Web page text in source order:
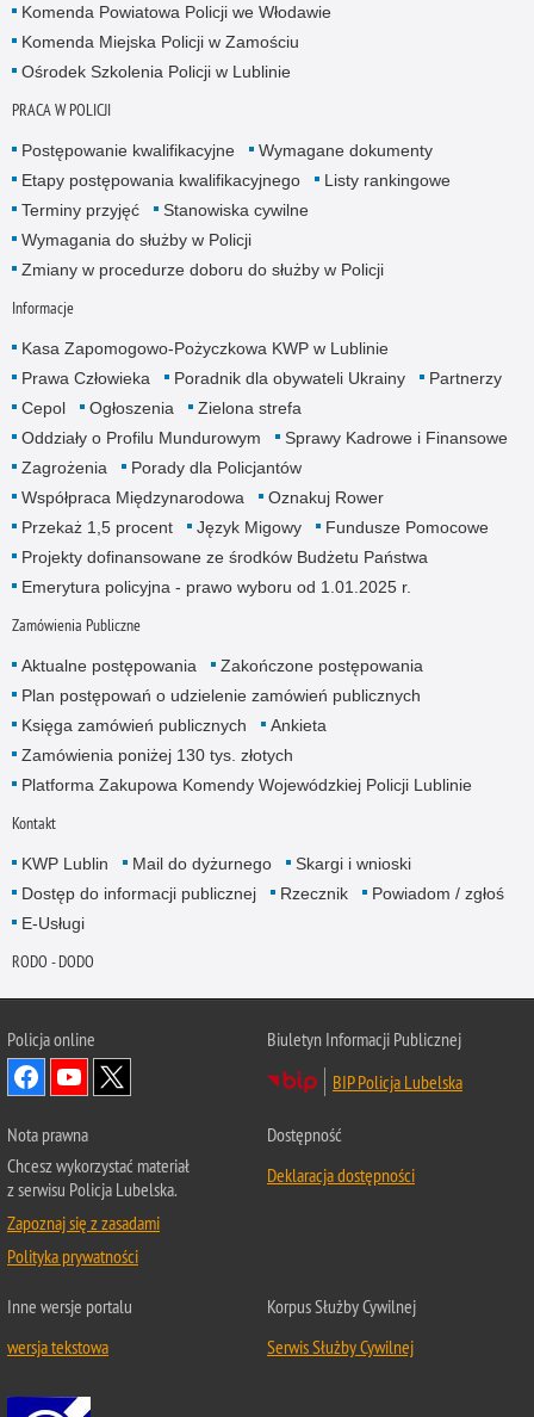
Komenda Powiatowa Policji we Włodawie
Komenda Miejska Policji w Zamościu
Ośrodek Szkolenia Policji w Lublinie
PRACA W POLICJI
Postępowanie kwalifikacyjne
Wymagane dokumenty
Etapy postępowania kwalifikacyjnego
Listy rankingowe
Terminy przyjęć
Stanowiska cywilne
Wymagania do służby w Policji
Zmiany w procedurze doboru do służby w Policji
Informacje
Kasa Zapomogowo-Pożyczkowa KWP w Lublinie
Prawa Człowieka
Poradnik dla obywateli Ukrainy
Partnerzy
Cepol
Ogłoszenia
Zielona strefa
Oddziały o Profilu Mundurowym
Sprawy Kadrowe i Finansowe
Zagrożenia
Porady dla Policjantów
Współpraca Międzynarodowa
Oznakuj Rower
Przekaż 1,5 procent
Język Migowy
Fundusze Pomocowe
Projekty dofinansowane ze środków Budżetu Państwa
Emerytura policyjna - prawo wyboru od 1.01.2025 r.
Zamówienia Publiczne
Aktualne postępowania
Zakończone postępowania
Plan postępowań o udzielenie zamówień publicznych
Księga zamówień publicznych
Ankieta
Zamówienia poniżej 130 tys. złotych
Platforma Zakupowa Komendy Wojewódzkiej Policji Lublinie
Kontakt
KWP Lublin Mail do dyżurnego
Skargi i wnioski
Dostęp do informacji publicznej
Rzecznik
Powiadom / zgłoś
E-Usługi
RODO - DODO
Policja online
Biuletyn Informacji Publicznej
BIP Policja Lubelska
Nota prawna
Chcesz wykorzystać materiał
z serwisu Policja Lubelska.
Zapoznaj się z zasadami
Polityka prywatności
Dostępność
Deklaracja dostępności
Inne wersje portalu
wersja tekstowa
Korpus Służby Cywilnej
Serwis Służby Cywilnej